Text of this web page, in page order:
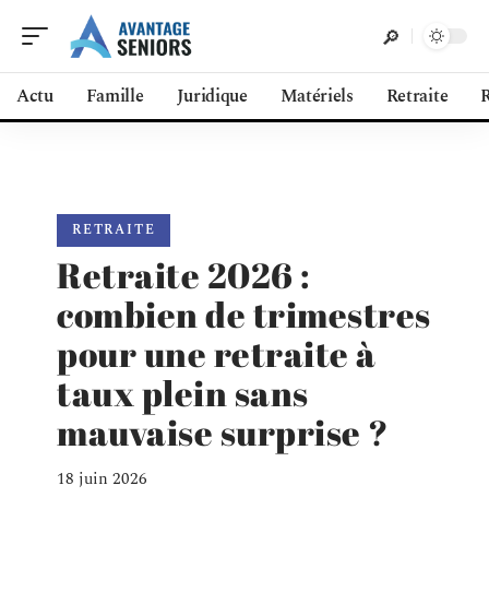
Actu Famille Juridique Matériels Retraite
RETRAITE
Retraite 2026 :
combien de trimestres
pour une retraite à
taux plein sans
mauvaise surprise ?
18 juin 2026